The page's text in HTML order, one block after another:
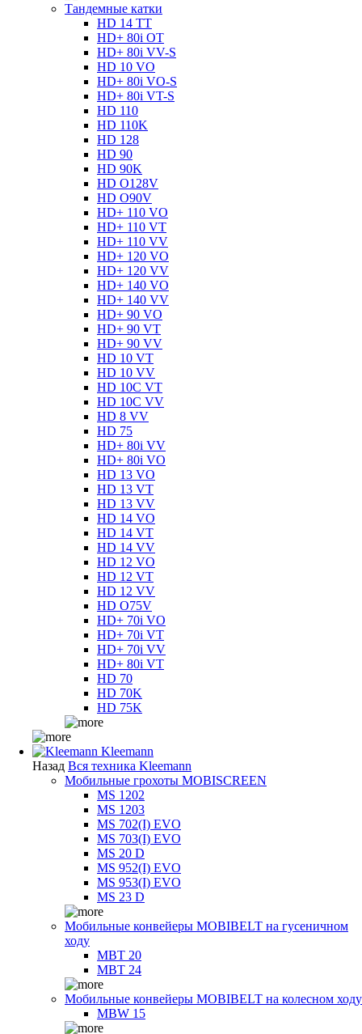
Тандемные катки
HD 14 TT
HD+ 80i OT
HD+ 80i VV-S
HD 10 VO
HD+ 80i VO-S
HD+ 80i VT-S
HD 110
HD 110K
HD 128
HD 90
HD 90K
HD O128V
HD O90V
HD+ 110 VO
HD+ 110 VT
HD+ 110 VV
HD+ 120 VO
HD+ 120 VV
HD+ 140 VO
HD+ 140 VV
HD+ 90 VO
HD+ 90 VT
HD+ 90 VV
HD 10 VT
HD 10 VV
HD 10C VT
HD 10C VV
HD 8 VV
HD 75
HD+ 80i VV
HD+ 80i VO
HD 13 VO
HD 13 VT
HD 13 VV
HD 14 VO
HD 14 VT
HD 14 VV
HD 12 VO
HD 12 VT
HD 12 VV
HD O75V
HD+ 70i VO
HD+ 70i VT
HD+ 70i VV
HD+ 80i VT
HD 70
HD 70K
HD 75K
Kleemann
Назад Вся техника Kleemann
Мобильные грохоты MOBISCREEN
MS 1202
MS 1203
MS 702(I) EVO
MS 703(I) EVO
MS 20 D
MS 952(I) EVO
MS 953(I) EVO
MS 23 D
Мобильные конвейеры MOBIBELT на гусеничном
ходу
MBT 20
MBT 24
Мобильные конвейеры MOBIBELT на колесном ходу
MBW 15